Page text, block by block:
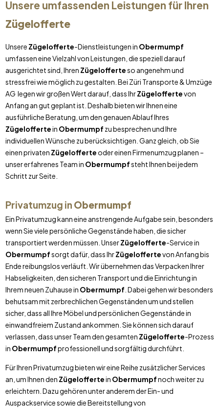
Unsere umfassenden Leistungen für Ihren
Zügelofferte
Unsere Zügelofferte-Dienstleistungen in Obermumpf
umfassen eine Vielzahl von Leistungen, die speziell darauf
ausgerichtet sind, Ihren Zügelofferteso angenehm und
stressfrei wie möglich zu gestalten. Bei Züri Transporte & Umzüge
AG legen wir großen Wert darauf, dass IhrZügeloffertevon
Anfang an gut geplant ist. Deshalb bieten wir Ihnen eine
ausführliche Beratung, um den genauen Ablauf Ihres
Zügeloffertein Obermumpf zu besprechen und Ihre
individuellen Wünsche zu berücksichtigen. Ganz gleich, ob Sie
einen privaten Zügelofferteoder einen Firmenumzug planen –
unser erfahrenes Team in Obermumpfsteht Ihnen bei jedem
Schritt zur Seite.
Privatumzug in Obermumpf
Ein Privatumzug kann eine anstrengende Aufgabe sein, besonders
wenn Sie viele persönliche Gegenstände haben, die sicher
transportiert werden müssen. UnserZügelofferte-Service in
Obermumpfsorgt dafür, dass IhrZügeloffertevon Anfang bis
Ende reibungslos verläuft. Wir übernehmen das Verpacken Ihrer
Habseligkeiten, den sicheren Transport und die Einrichtung in
Ihrem neuen Zuhause in Obermumpf . Dabei gehen wir besonders
behutsam mit zerbrechlichen Gegenständen um und stellen
sicher, dass all Ihre Möbel und persönlichen Gegenstände in
einwandfreiem Zustand ankommen. Sie können sich darauf
verlassen, dass unser Team den gesamten Zügelofferte-Prozess
in Obermumpfprofessionell und sorgfältig durchführt.
Für Ihren Privatumzug bieten wir eine Reihe zusätzlicher Services
an, um Ihnen den Zügeloffertein Obermumpfnoch weiter zu
erleichtern. Dazu gehören unter anderem der Ein- und
Auspackservice sowie die Bereitstellung von